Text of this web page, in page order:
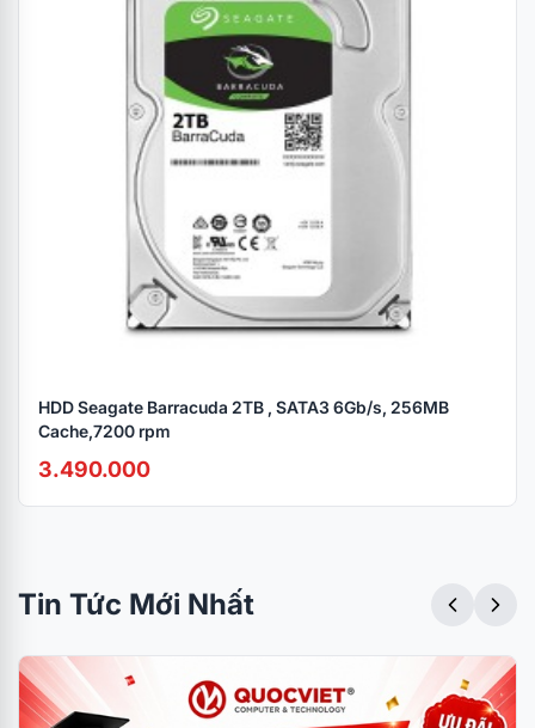
HDD Seagate Barracuda 2TB , SATA3 6Gb/s, 256MB
Cache,7200 rpm
3.490.000
Tin Tức Mới Nhất